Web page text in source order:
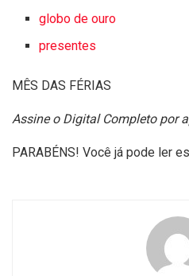
globo de ouro
presentes
MÊS DAS FÉRIAS
Assine o Digital Completo por
PARABÉNS! Você já pode ler